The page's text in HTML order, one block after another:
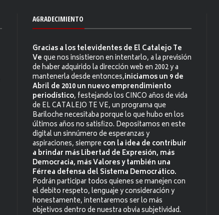
AGRADECIMIENTO
Gracias a los televidentes de El Catalejo Te
Veque nos insistieron en intentarlo, a la previsión
de haber adquirido la dirección web en 2002 y a
mantenerla desde entonces,iniciamos un 9 de
Abril de 2010 un nuevo emprendimiento
periodístico, festejando los CINCO años de vida
de EL CATALEJO TE VE, un programa que
Bariloche necesitaba porque lo que hubo en los
últimos años no satisfizo. Depositamos en este
digital un sinnúmero de esperanzas y
aspiraciones, siemprecon la idea de contribuir
a brindar más Libertad de Expresión, más
Democracia, más Valores y también una
Férrea defensa del Sistema Democrático.
Podrán participar todos quienes se manejen con
el debito respeto, lenguaje y consideración y
honestamente, intentaremos ser lo más
objetivos dentro de nuestra obvia subjetividad.